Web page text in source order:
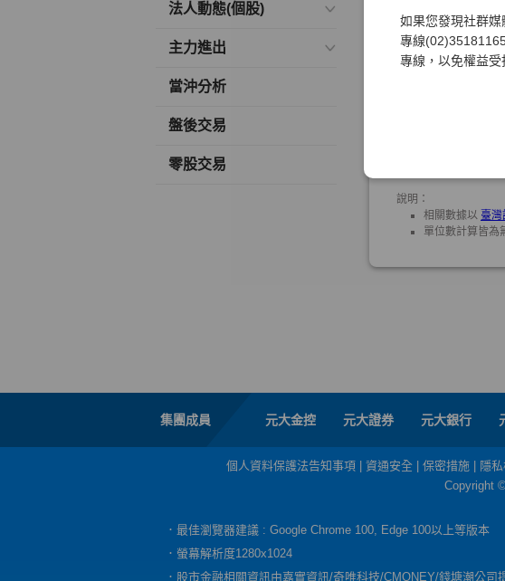
如果您發現社群
專線
專線，以免權益受
法人動態(個股)
主力進出
當沖分析
盤後交易
零股交易
集團成員 元大金控 元大證券 元大銀行
個人資料保護法告知事項 資通安全 保密措施 隱
Copyright
．最佳瀏覽器建議 : Google Chrome 100, Edge 100以上等版本
．螢幕解析度1280x1024
．股市金融相關資訊由嘉實資訊/奇唯科技/CMONEY/錢塘潮公司